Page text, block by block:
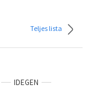
Teljes lista
IDEGEN